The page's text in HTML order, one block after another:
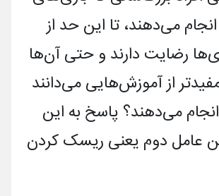
می‌دهند، تا این حد از
رضایت دارند و حتی آن‌ها
از آموزش‌هایی می‌دانند
می‌دهند؟ پاسخ به این
عامل دوم یعنی ریسک کردن